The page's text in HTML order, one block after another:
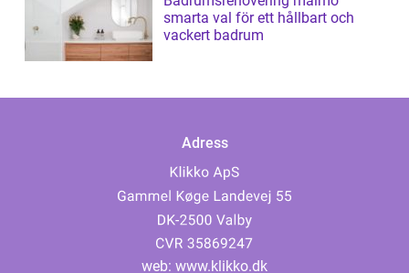
smarta val för ett hållbart och
vackert badrum
Adress
web: www.klikko.dk